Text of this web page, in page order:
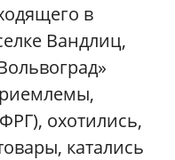
в
Вандлиц,
охотились,
катались